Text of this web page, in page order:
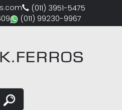
(011) 3951-5475
(011) 99230-9967